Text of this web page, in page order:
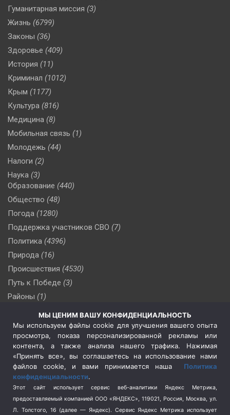
Гуманитарная миссия (3)
Жизнь (6799)
Законы (36)
Здоровье (409)
История (11)
Криминал (1012)
Крым (1177)
Культура (816)
Медицина (8)
Мобильная связь (1)
Молодежь (44)
Налоги (2)
Наука (3)
Образование (440)
Общество (48)
Погода (1280)
Поддержка участников СВО (7)
Политика (4396)
Природа (16)
Происшествия (4530)
Путь к Победе (3)
Районы (1)
(509)
Сельское хозяйство (3)
Социальная политика
(3)
Спецоперация в Украине
Спецоперация на Украине
(404)
Спорт (740)
Терроризм (1)
МЫ ЦЕНИМ ВАШУ КОНФИДЕНЦИАЛЬНОСТЬ
Мы используем файлы cookie для улучшения вашего опыта
просмотра, показа персонализированной рекламы или
контента, а также анализа нашего трафика. Нажимая
«Принять все», вы соглашаетесь на использование нами
файлов cookie, и вами принимается наша Политика
конфиденциальности.
Этот сайт использует сервис веб-аналитики Яндекс Метрика,
предоставляемый компанией ООО «ЯНДЕКС», 119021, Россия, Москва, ул.
Л. Толстого, 16 (далее — Яндекс). Сервис Яндекс Метрика использует